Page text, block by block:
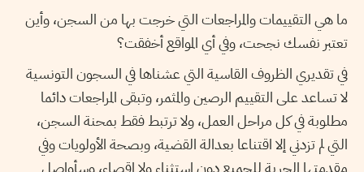
ما هي التقييمات والمراجعات التي خرجت بها من السجن، وأين
تعتبر نفسك نجحت، وفي أي المواقع أخفقت؟
في تقديري الظروف القاسية التي عشناها في السجون التونسية
لا تساعد على التقييم الرصين والمثمر، وتبقى المراجعات دائما
مطلوبة في كل مراحل العمل، ولا ترتبط فقط بمحنة السجن،
التي لم تزدني إلا اقتناعا بعدالة القضية، وبصحة الأولويات وفي